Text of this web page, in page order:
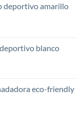
deportivo amarillo
blanco
eco-friendly